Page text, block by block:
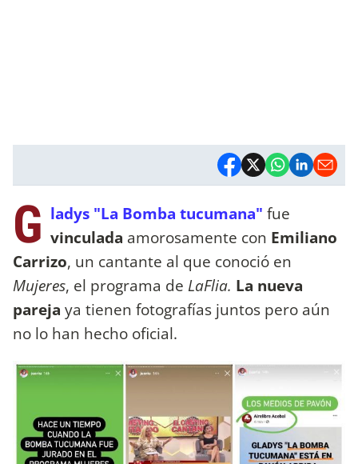
G ladys "La Bomba tucumana" fue
vinculada amorosamente con Emiliano
Carrizo, un cantante al que conoció en
Mujeres, el programa de LaFlia. La nueva
pareja ya tienen fotografías juntos pero aún
no lo han hecho oficial.